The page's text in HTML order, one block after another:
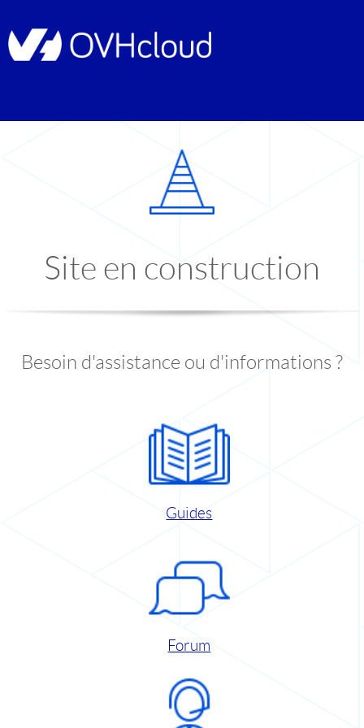
Site en construction
Besoin d'assistance ou d'informations ?
Guides
Forum